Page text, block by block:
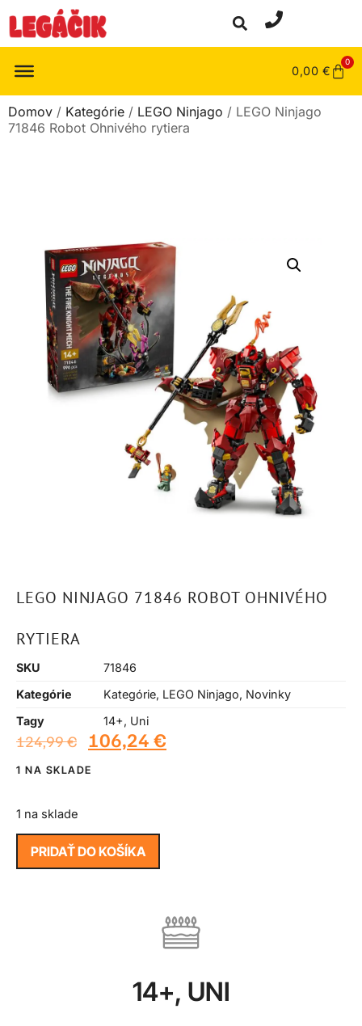
0,00 €
0
Domov / Kategórie / LEGO Ninjago / LEGO Ninjago
71846 Robot Ohnivého rytiera
LEGO NINJAGO 71846 ROBOT OHNIVÉHO
RYTIERA
SKU
71846
Kategórie
Kategórie, LEGO Ninjago, Novinky
Tagy
14+, Uni
124,99€ 106,24 €
1 NA SKLADE
1 na sklade
PRIDAŤ DO KOŠÍKA
14+, UNI